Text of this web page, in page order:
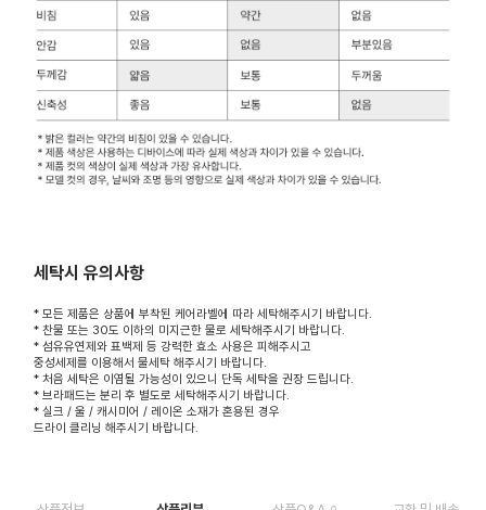
세탁시 유의사항
* 모든 제품은 상품에 부착된 케어라벨에 따라 세탁해주시기 바랍니다.
* 찬물 또는 30도 이하의 미지근한 물로 세탁해주시기 바랍니다.
* 섬유유연제와 표백제 등 강력한 효소 사용은 피해주시고
중성세제를 이용해서 물세탁 해주시기 바랍니다.
* 처음 세탁은 이염될 가능성이 있으니 단독 세탁을 권장 드립니다.
* 브라패드는 분리 후 별도로 세탁해주시기 바랍니다.
* 실크 / 울 / 캐시미어 / 레이온 소재가 혼용된 경우
드라이 클리닝 해주시기 바랍니다.